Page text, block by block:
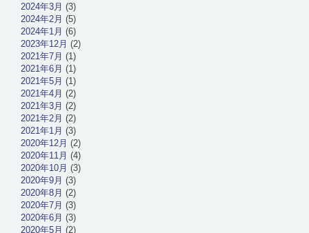
2024年3月 (3)
2024年2月 (5)
2024年1月 (6)
2023年12月 (2)
2021年7月 (1)
2021年6月 (1)
2021年5月 (1)
2021年4月 (2)
2021年3月 (2)
2021年2月 (2)
2021年1月 (3)
2020年12月 (2)
2020年11月 (4)
2020年10月 (3)
2020年9月 (3)
2020年8月 (2)
2020年7月 (3)
2020年6月 (3)
2020年5月 (2)